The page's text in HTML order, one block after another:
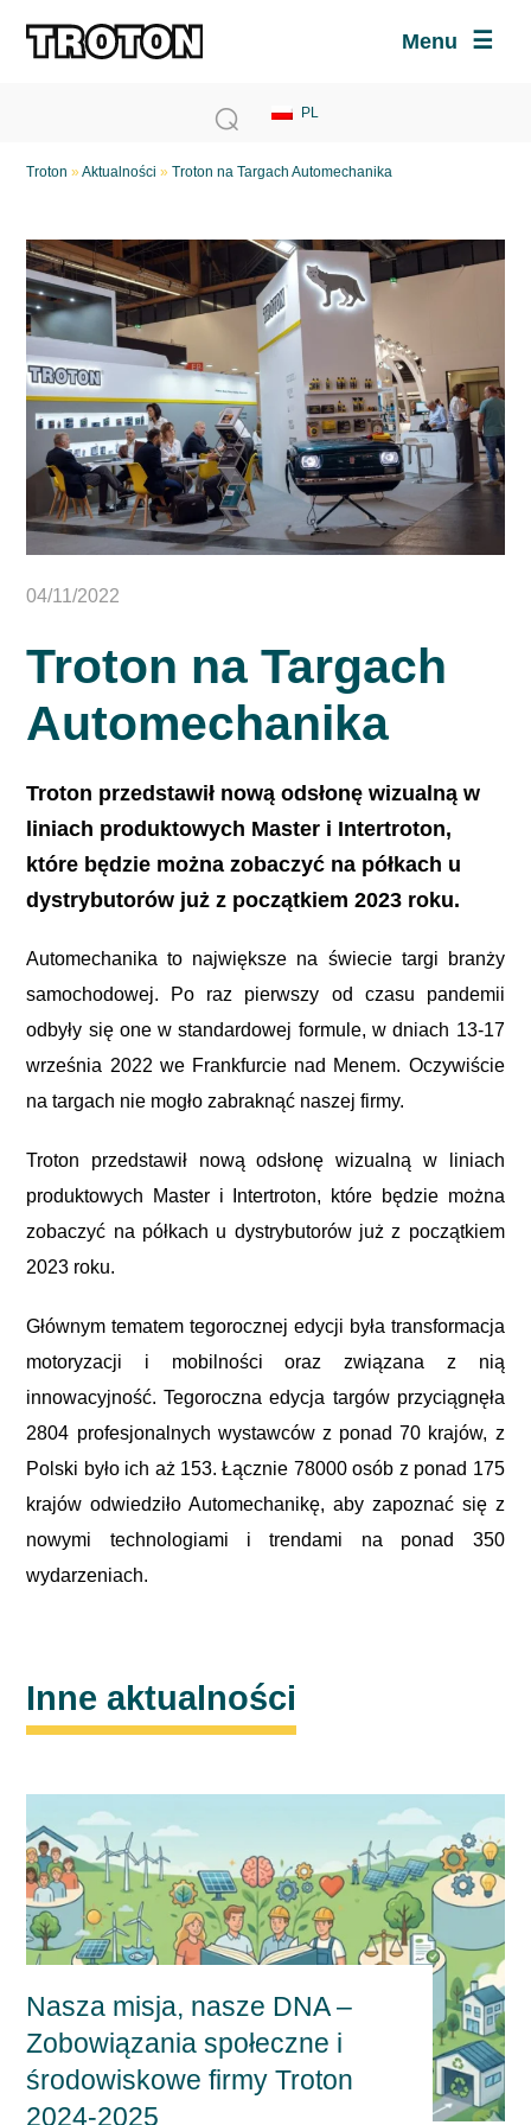
Menu
Troton »Aktualności »Troton na Targach Automechanika
04/11/2022
Troton na Targach
Automechanika
Troton przedstawił nową odsłonę wizualną w
liniach produktowych Master i Intertroton,
które będzie można zobaczyć na półkach u
dystrybutorów już z początkiem 2023 roku.
Automechanika to największe na świecie targi branży
samochodowej. Po raz pierwszy od czasu pandemii
odbyły się one w standardowej formule, w dniach 13-17
września 2022 we Frankfurcie nad Menem. Oczywiście
na targach nie mogło zabraknąć naszej firmy.
Troton przedstawił nową odsłonę wizualną w liniach
produktowych Master i Intertroton, które będzie można
zobaczyć na półkach u dystrybutorów już z początkiem
2023 roku.
Głównym tematem tegorocznej edycji była transformacja
motoryzacji i mobilności oraz związana z nią
innowacyjność. Tegoroczna edycja targów przyciągnęła
2804 profesjonalnych wystawców z ponad 70 krajów, z
Polski było ich aż 153. Łącznie 78000 osób z ponad 175
krajów odwiedziło Automechanikę, aby zapoznać się z
nowymi technologiami i trendami na ponad 350
wydarzeniach.
Inne aktualności
Nasza misja, nasze DNA –
Zobowiązania społeczne i
środowiskowe firmy Troton
2024-2025